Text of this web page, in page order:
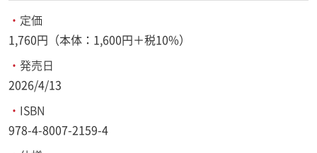
・ 定価
1,760円（本体：1,600円＋税10%）
・ 発売日
2026/4/13
・ ISBN
978-4-8007-2159-4